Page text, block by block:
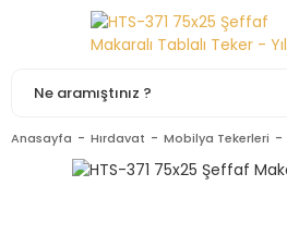
Anasayfa Hırdavat Mobilya Tekerleri